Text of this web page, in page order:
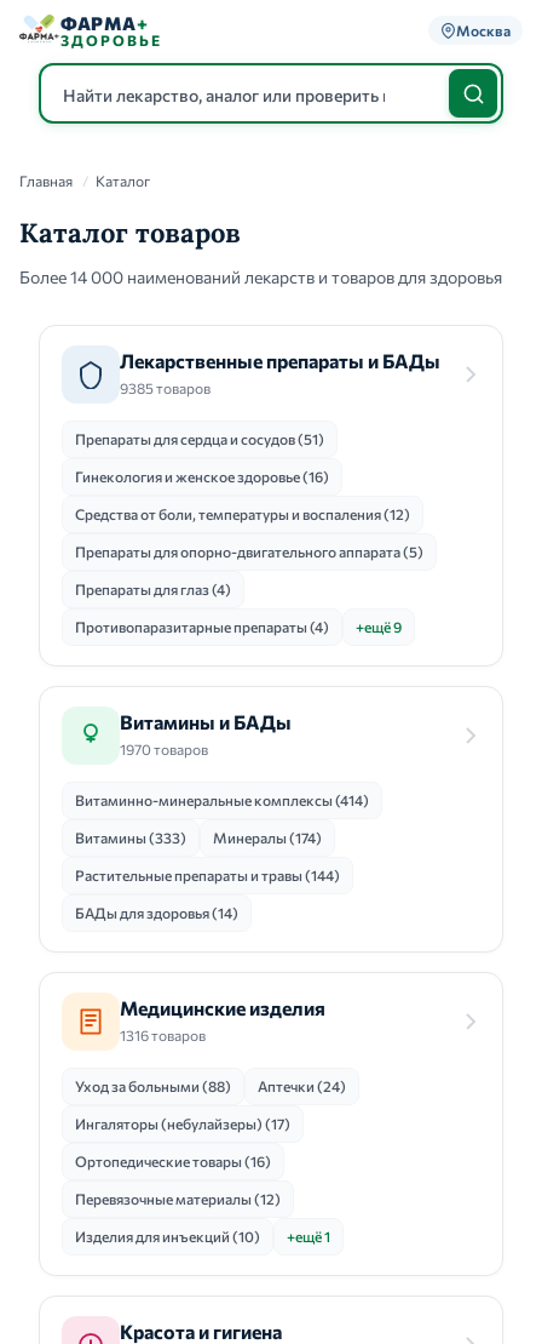
ФАРМА+
ЗДОРОВЬЕ
Москва
Каталог
Главная / Каталог
Каталог товаров
Более 14 000 наименований лекарств и товаров для здоровья
Лекарственные препараты и БАДы
9385 товаров
Препараты для сердца и сосудов (51)
Гинекология и женское здоровье (16)
Средства от боли, температуры и воспаления (12)
Препараты для опорно-двигательного аппарата (5)
Препараты для глаз (4)
Противопаразитарные препараты (4) +ещё 9
Витамины и БАДы
1970 товаров
Витаминно-минеральные комплексы (414)
Витамины (333) Минералы (174)
Растительные препараты и травы (144)
БАДы для здоровья (14)
Медицинские изделия
1316 товаров
Уход за больными (88) Аптечки (24)
Ингаляторы (небулайзеры) (17)
Ортопедические товары (16)
Перевязочные материалы (12)
Изделия для инъекций (10) +ещё 1
Красота и гигиена